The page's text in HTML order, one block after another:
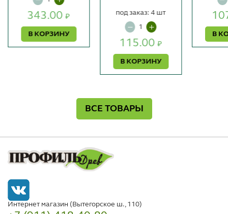
343.00₽
В КОРЗИНУ
115.00₽
В КОРЗИНУ
под заказ: 4 шт
В
ВСЕ ТОВАРЫ
Интернет магазин (Вытегорское ш., 110)